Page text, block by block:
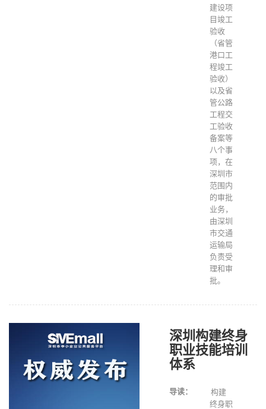
建设项
目竣工
验收
（省管
港口工
程竣工
验收）
以及省
管公路
工程交
工验收
备案等
八个事
项，在
深圳市
范围内
的审批
业务，
由深圳
市交通
运输局
负责受
理和审
批。
深圳构建终身
职业技能培训
体系
导读：
构建
终身职